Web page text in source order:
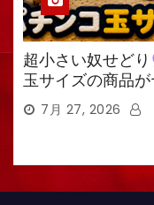
超小さい奴せどり
玉サイズの商品
7月 27, 2026